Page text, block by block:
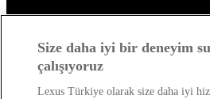
Size daha iyi bir deneyim
çalışıyoruz
Lexus Türkiye olarak size daha iyi